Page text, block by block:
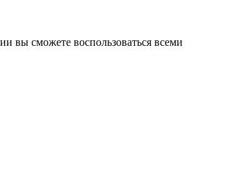
вы сможете воспользоваться всеми